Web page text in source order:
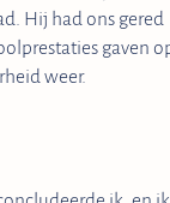
Hij had ons
gaven
weer.